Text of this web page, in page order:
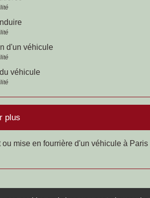
d'un véhicule
véhicule
plus
ou mise en fourrière d'un véhicule à Paris